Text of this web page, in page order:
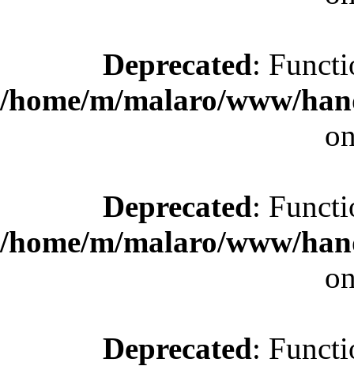
Deprecated:
/home/m/malaro/www/
Deprecated:
/home/m/malaro/www/
Deprecated: